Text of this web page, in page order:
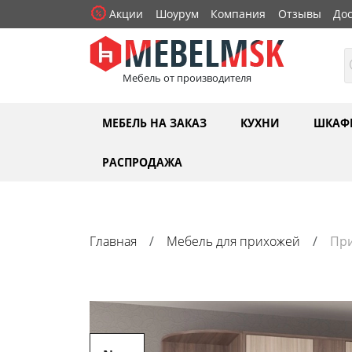
Акции Шоурум Компания Отзывы
Мебель от производителя
МЕБЕЛЬ НА ЗАКАЗ КУХНИ
РАСПРОДАЖА
Главная Мебель для прихожей